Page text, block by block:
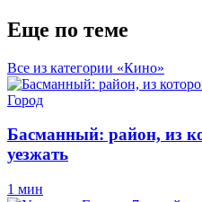
Еще по теме
Все из категории «Кино»
Город
Басманный: район, из
уезжать
1 мин